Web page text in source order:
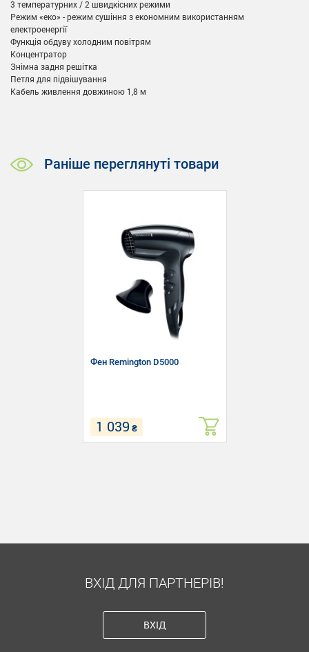
3 температурних / 2 швидкісних режими
Режим «еко» - режим сушіння з економним використанням
електроенергії
Функція обдуву холодним повітрям
Концентратор
Знімна задня решітка
Петля для підвішування
Кабель живлення довжиною 1,8 м
Раніше переглянуті товари
Фен Remington D5000
1 039 ₴
ВХІД ДЛЯ ПАРТНЕРІВ!
ВХІД